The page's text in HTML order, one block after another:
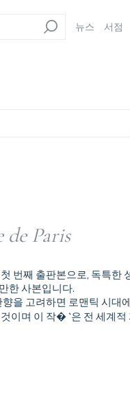
뉴스 서점
Paris
번째 출판본으로, 독특한
한 사본입니다.
향을 고려하면 로맨틱 시대
이며 이 작� `은 전 세계